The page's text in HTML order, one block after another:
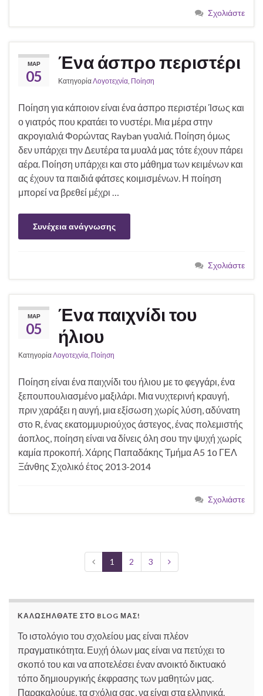
Σχολιάστε
ΜΑΡ
05
Ένα άσπρο περιστέρι
ΚατηγορίαΛογοτεχνία, Ποίηση
Ποίηση για κάποιον είναι ένα άσπρο περιστέρι Ίσως και
ο γιατρός που κρατάει το νυστέρι. Μια μέρα στην
ακρογιαλιά Φορώντας Rayban γυαλιά. Ποίηση όμως
δεν υπάρχει την Δευτέρα τα μυαλά μας τότε έχουν πάρει
αέρα. Ποίηση υπάρχει και στο μάθημα των κειμένων και
ας έχουν τα παιδιά φάτσες κοιμισμένων. Η ποίηση
μπορεί να βρεθεί μέχρι …
Συνέχεια ανάγνωσης
Σχολιάστε
ΜΑΡ
05
Ένα παιχνίδι του
ήλιου
ΚατηγορίαΛογοτεχνία, Ποίηση
Ποίηση είναι ένα παιχνίδι του ήλιου με το φεγγάρι, ένα
ξεπουπουλιασμένο μαξιλάρι. Μια νυχτερινή κραυγή,
πριν χαράξει η αυγή, μια εξίσωση χωρίς λύση, αδύνατη
στο R, ένας εκατομμυριούχος άστεγος, ένας πολεμιστής
άοπλος, ποίηση είναι να δίνεις όλη σου την ψυχή χωρίς
καμία προκοπή. Χάρης Παπαδάκης Τμήμα Α5 1ο ΓΕΛ
Ξάνθης Σχολικό έτος 2013-2014
Σχολιάστε
1 2 3
ΚΑΛΩΣΉΛΘΑΤΕ ΣΤΟ BLOG ΜΑΣ!
Το ιστολόγιο του σχολείου μας είναι πλέον
πραγματικότητα. Ευχή όλων μας είναι να πετύχει το
σκοπό του και να αποτελέσει έναν ανοικτό δικτυακό
τόπο δημιουργικής έκφρασης των μαθητών μας.
Παρακαλούμε, τα σχόλια σας, να είναι στα ελληνικά.